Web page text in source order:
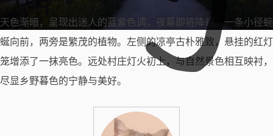
天色渐暗，呈现出迷人的蓝紫色调，夜幕即将降临。一条小径蜿
蜒向前，两旁是繁茂的植物。左侧的凉亭古朴雅致，悬挂的红灯
笼增添了一抹亮色。远处村庄灯火初上，与自然景色相互映衬，
尽显乡野暮色的宁静与美好。